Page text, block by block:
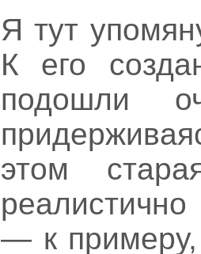
Я тут
К его
подошли
этом
— к примеру,